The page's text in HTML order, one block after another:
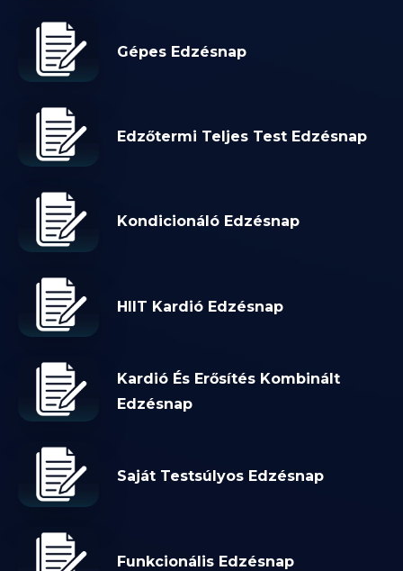
Gépes Edzésnap
Edzőtermi Teljes Test Edzésnap
Kondicionáló Edzésnap
HIIT Kardió Edzésnap
Kardió És Erősítés Kombinált
Edzésnap
Saját Testsúlyos Edzésnap
Funkcionális Edzésnap